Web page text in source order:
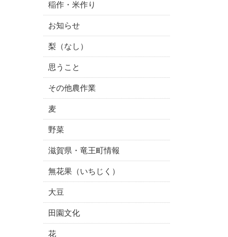
稲作・米作り
お知らせ
梨（なし）
思うこと
その他農作業
麦
野菜
滋賀県・竜王町情報
無花果（いちじく）
大豆
田園文化
花